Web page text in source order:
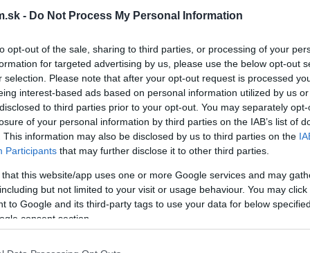
- Do Not Process My Personal Information
opt-out of the sale, sharing to third parties, or processing of your
for targeted advertising by us, please use the below opt-out
selection. Please note that after your opt-out request is processed
interest-based ads based on personal information utilized by us
to third parties prior to your opt-out. You may separately
of your personal information by third parties on the IAB’s list of
This information may also be disclosed by us to third parties on the
Participants that may further disclose it to other third parties.
that this website/app uses one or more Google services and may
but not limited to your visit or usage behaviour. You may
to Google and its third-party tags to use your data for below
consent section.
drenážne otvory, aby sa predišlo
ak nemá vyvŕtajte ich.
doprajte im dostatok priestoru na
semiačkami.
plastové alebo drevené nádoby,
vlhkosť pôdy.
priepustnej pôde. Najlepšia je kvalitná
Môžete si však namiešať aj vlastnú –